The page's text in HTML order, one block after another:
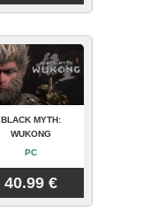
BLACK MYTH:
WUKONG
PC
40.99 €